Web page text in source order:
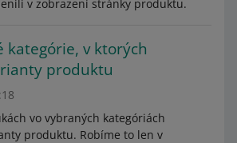
v zobrazení stránky produktu.
kategórie, v ktorých
produktu
vo vybraných kategóriách
produktu. Robíme to len v